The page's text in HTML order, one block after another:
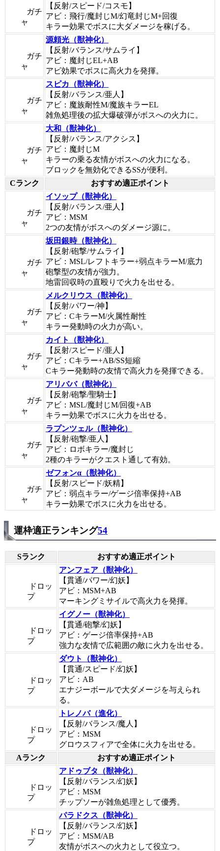
ガチ
ャ
【反射/スピード/コスモ】
アビ：飛行/魔封じM/幻竜封じM+回復
キラー効果でボスに大ダメージを稼げる。
ガチ
ャ
源頼光（獣神化）
【反射/バランス/サムライ】
アビ：魔封じEL+AB
アビ効果でボスに高火力を発揮。
ガチ
ャ
スピカ（獣神化）
【反射/バランス/亜人】
アビ：魔族耐性M/魔族キラーEL
雑魚処理後の拡大爆破弾がボスへの火力に。
ガチ
ャ
大和（獣神化）
【反射/バランス/アクシス】
アビ：魔封じM
キラーの乗る友情がボスへの火力になる。
ブロックを無効化できるSSが便利。
Cランク
おすすめ適正ポイント
ガチ
ャ
イソップ（獣神化）
【反射/バランス/亜人】
アビ：MSM
2つの友情がボスへのダメージ源に。
ガチ
ャ
坂田銀時（獣神化）
【反射/砲撃/サムライ】
アビ：MSL/レフトキラー+弱点キラーM/底力
砲撃型の友情が強力。
地雷回収時の直殴りで火力を出せる。
ガチ
ャ
メルクリウス（獣神化）
【反射/パワー/神】
アビ：CキラーM/火属性耐性
キラー発動時の火力が高い。
ガチ
ャ
カイト（獣神化）
【反射/スピード/亜人】
アビ：Cキラー+AB/SS短縮
Cキラー発動時の友情で高火力を発揮できる。
ガチ
ャ
アリババ（獣神化）
【反射/砲撃/聖騎士】
アビ：MSL/魔封じM/回復+AB
キラー効果でボスに火力を出せる。
ガチ
ャ
ラプンツェル（獣神化）
【反射/砲撃/亜人】
アビ：ロボキラー/魔封じ
2種のキラーがクエスト通して有効。
ガチ
ャ
ゼフォンα（獣神化）
【反射/スピード/妖精】
アビ：弱点キラー/ゲージ倍率保持+AB
キラー効果でボスに火力を出せる。
運枠適正ランキング54
Sランク おすすめ適正ポイント
ドロッ
プ
アンフェア（獣神化）
【貫通/パワー/幻妖】
アビ：MSM+AB
マーキングミサイルで高火力を発揮。
ドロッ
プ
イグノー（獣神化）
【貫通/砲撃/幻妖】
アビ：ゲージ倍率保持+AB
強力な友情で広範囲の敵に火力を出せる。
ドロッ
プ
ダウト（獣神化）
【貫通/スピード/幻妖】
アビ：AB
エナジーボールで大ダメージを与えられ
る。
ドロッ
プ
トレノバ（進化）
【反射/バランス/魔人】
アビ：MSM
グロウスフィアで全体に火力を出せる。
Aランク
おすすめ適正ポイント
ドロッ
プ
アドゥブタ（獣神化）
【反射/バランス/幻妖】
アビ：MSM
チップソーが雑魚処理として優秀。
ドロッ
プ
パラドクス（獣神化）
【反射/バランス/幻妖】
アビ：MSM/AB
友情がボスへの火力として役立つ。